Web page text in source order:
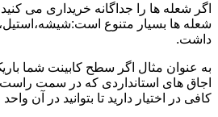
اگر شعله ها را جداگانه خریداری می
شعله ها بسیار متنوع
داشت.
به عنوان مثال اگر سطح کابینت شما
اجاق های استانداردی که در سمت راست
کافی در اختیار دارید تا بتوانید در آن